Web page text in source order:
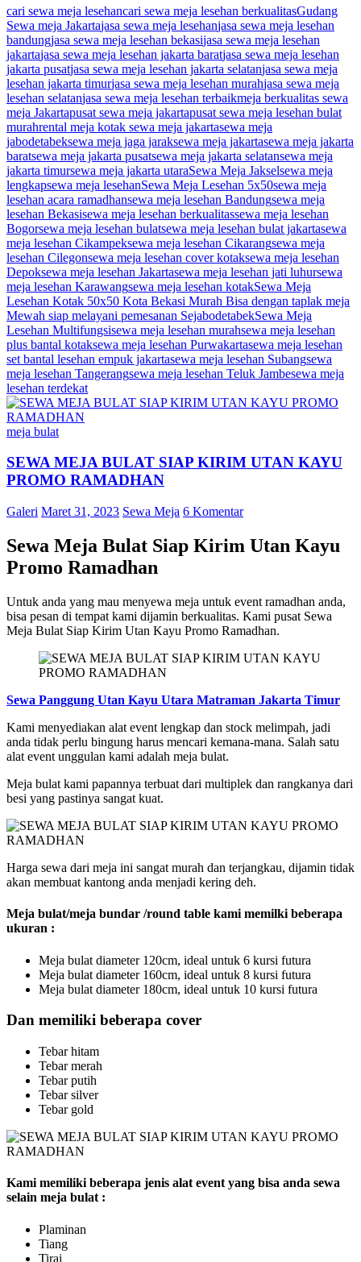
cari sewa meja lesehancari sewa meja lesehan berkualitasGudang
Sewa meja Jakartajasa sewa meja lesehanjasa sewa meja lesehan
bandungjasa sewa meja lesehan bekasijasa sewa meja lesehan
jakartajasa sewa meja lesehan jakarta baratjasa sewa meja lesehan
jakarta pusatjasa sewa meja lesehan jakarta selatanjasa sewa meja
lesehan jakarta timurjasa sewa meja lesehan murahjasa sewa meja
lesehan selatanjasa sewa meja lesehan terbaikmeja berkualitas sewa
meja Jakartapusat sewa meja jakartapusat sewa meja lesehan bulat
murahrental meja kotak sewa meja jakartasewa meja
jabodetabeksewa meja jaga jaraksewa meja jakartasewa meja jakarta
baratsewa meja jakarta pusatsewa meja jakarta selatansewa meja
jakarta timursewa meja jakarta utaraSewa Meja Jakselsewa meja
lengkapsewa meja lesehanSewa Meja Lesehan 5x50sewa meja
lesehan acara ramadhansewa meja lesehan Bandungsewa meja
lesehan Bekasisewa meja lesehan berkualitassewa meja lesehan
Bogorsewa meja lesehan bulatsewa meja lesehan bulat jakartasewa
meja lesehan Cikampeksewa meja lesehan Cikarangsewa meja
lesehan Cilegonsewa meja lesehan cover kotaksewa meja lesehan
Depoksewa meja lesehan Jakartasewa meja lesehan jati luhursewa
meja lesehan Karawangsewa meja lesehan kotakSewa Meja
Lesehan Kotak 50x50 Kota Bekasi Murah Bisa dengan taplak meja
Mewah siap melayani pemesanan SejabodetabekSewa Meja
Lesehan Multifungsisewa meja lesehan murahsewa meja lesehan
plus bantal kotaksewa meja lesehan Purwakartasewa meja lesehan
set bantal lesehan empuk jakartasewa meja lesehan Subangsewa
meja lesehan Tangerangsewa meja lesehan Teluk Jambesewa meja
lesehan terdekat
meja bulat
SEWA MEJA BULAT SIAP KIRIM UTAN KAYU
PROMO RAMADHAN
Galeri Maret 31, 2023 Sewa Meja 6 Komentar
Sewa Meja Bulat Siap Kirim Utan Kayu
Promo Ramadhan
Untuk anda yang mau menyewa meja untuk event ramadhan anda,
bisa pesan di tempat kami dijamin berkualitas. Kami pusat Sewa
Meja Bulat Siap Kirim Utan Kayu Promo Ramadhan.
Sewa Panggung Utan Kayu Utara Matraman Jakarta Timur
Kami menyediakan alat event lengkap dan stock melimpah, jadi
anda tidak perlu bingung harus mencari kemana-mana. Salah satu
alat event unggulan kami adalah meja bulat.
Meja bulat kami papannya terbuat dari multiplek dan rangkanya dari
besi yang pastinya sangat kuat.
Harga sewa dari meja ini sangat murah dan terjangkau, dijamin tidak
akan membuat kantong anda menjadi kering deh.
Meja bulat/meja bundar /round table kami memilki beberapa
ukuran :
Meja bulat diameter 120cm, ideal untuk 6 kursi futura
Meja bulat diameter 160cm, ideal untuk 8 kursi futura
Meja bulat diameter 180cm, ideal untuk 10 kursi futura
Dan memiliki beberapa cover
Tebar hitam
Tebar merah
Tebar putih
Tebar silver
Tebar gold
Kami memiliki beberapa jenis alat event yang bisa anda sewa
selain meja bulat :
Plaminan
Tiang
Tirai